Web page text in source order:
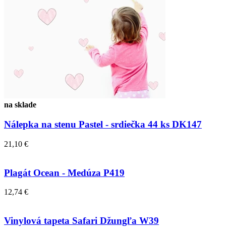
na sklade
Nálepka na stenu Pastel - srdiečka 44 ks DK147
21,10 €
Plagát Ocean - Medúza P419
12,74 €
Vinylová tapeta Safari Džungľa W39